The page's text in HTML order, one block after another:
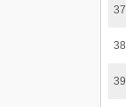
37
38
39